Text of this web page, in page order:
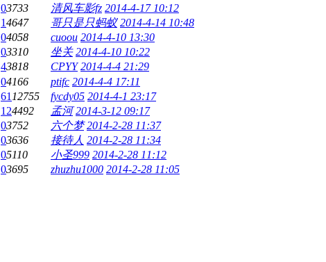
03733 清风车影fz 2014-4-17 10:12
14647 哥只是只蚂蚁 2014-4-14 10:48
04058 cuoou 2014-4-10 13:30
03310 坐关 2014-4-10 10:22
43818 CPYY 2014-4-4 21:29
04166 ptifc 2014-4-4 17:11
61 12755 fycdy05 2014-4-1 23:17
124492 孟河 2014-3-12 09:17
03752 六个梦 2014-2-28 11:37
03636 接待人 2014-2-28 11:34
05110 小圣999 2014-2-28 11:12
03695 zhuzhu1000 2014-2-28 11:05